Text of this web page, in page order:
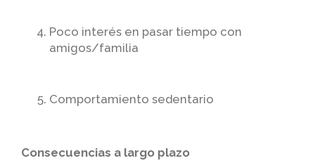
Poco interés en pasar tiempo con
amigos/familia
Comportamiento sedentario
Consecuencias a largo plazo